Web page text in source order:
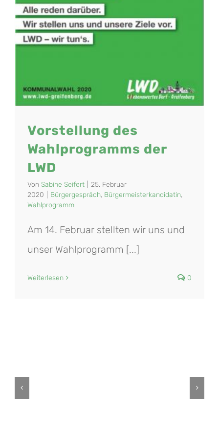
Vorstellung des
Wahlprogramms der
LWD
Von Sabine Seifert
25. Februar
2020
Bürgergespräch, Bürgermeisterkandidatin,
Wahlprogramm
Am 14. Februar stellten wir uns und
unser Wahlprogramm [...]
Weiterlesen 0